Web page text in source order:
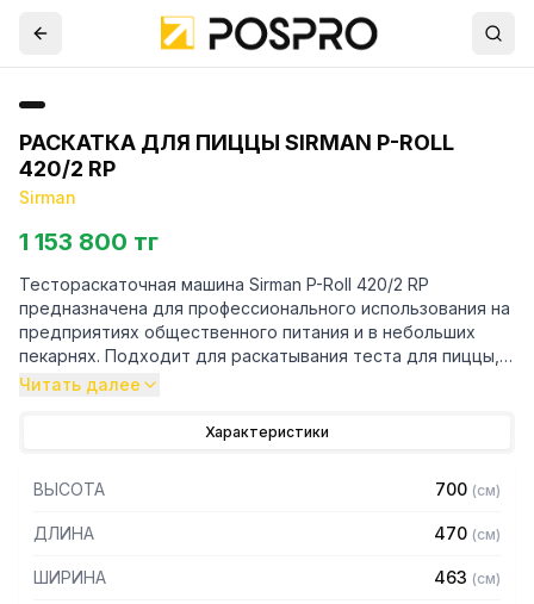
РАСКАТКА ДЛЯ ПИЦЦЫ SIRMAN P-ROLL
420/2 RP
Sirman
1 153 800 тг
Тестораскаточная машина Sirman P-Roll 420/2 RP
предназначена для профессионального использования на
предприятиях общественного питания и в небольших
пекарнях. Подходит для раскатывания теста для пиццы,
фокаччи, лепешек. На выходе получается заготовка
– Две пары валков: 320 и 420 мм
– Раскатка производится в холодном состоянии, чтобы не
изменить свойства теста
– Конструкция из нержавеющей стали AISI 304
Читать далее
Характеристики
ВЫСОТА 700 (см)
ДЛИНА 470 (см)
ШИРИНА 463 (см)